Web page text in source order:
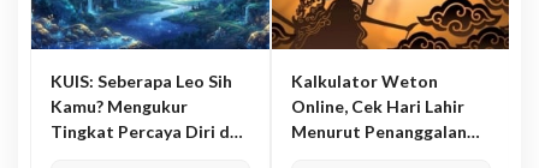
KUIS: Seberapa Leo Sih
Kamu? Mengukur
Tingkat Percaya Diri dan
Kalkulator Weton
Online, Cek Hari Lahir
Menurut Penanggalan